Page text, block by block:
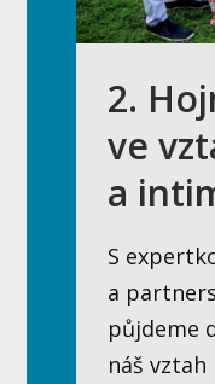
2.
ve
a
S
a
půjdeme
náš